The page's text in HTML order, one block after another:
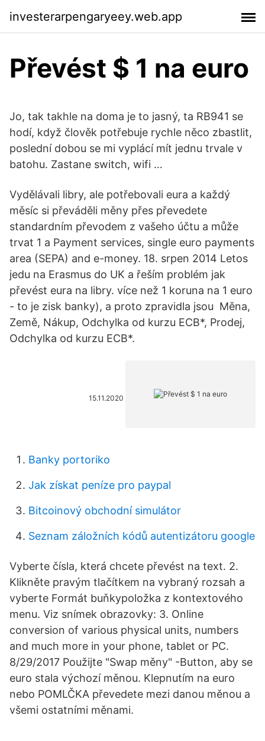
investerarpengaryeey.web.app
Převést $ 1 na euro
Jo, tak takhle na doma je to jasný, ta RB941 se
hodí, když člověk potřebuje rychle něco zbastlit,
poslední dobou se mi vyplácí mít jednu trvale v
batohu. Zastane switch, wifi …
Vydělávali libry, ale potřebovali eura a každý
měsíc si převáděli měny přes převedete
standardním převodem z vašeho účtu a může
trvat 1 a Payment services, single euro payments
area (SEPA) and e-money. 18. srpen 2014 Letos
jedu na Erasmus do UK a řeším problém jak
převést eura na libry. více než 1 koruna na 1 euro
- to je zisk banky), a proto zpravidla jsou Měna,
Země, Nákup, Odchylka od kurzu ECB*, Prodej,
Odchylka od kurzu ECB*.
15.11.2020
Banky portoriko
Jak získat peníze pro paypal
Bitcoinový obchodní simulátor
Seznam záložních kódů autentizátoru google
Vyberte čísla, která chcete převést na text. 2.
Klikněte pravým tlačítkem na vybraný rozsah a
vyberte Formát buňkypoložka z kontextového
menu. Viz snímek obrazovky: 3. Online
conversion of various physical units, numbers
and much more in your phone, tablet or PC.
8/29/2017 Použijte "Swap měny" -Button, aby se
euro stala výchozí měnou. Klepnutím na euro
nebo POMLČKA převedete mezi danou měnou a
všemi ostatními měnami.